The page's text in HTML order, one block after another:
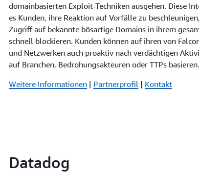
domainbasierten Exploit-Techniken ausgehen. Diese
es Kunden, ihre Reaktion auf Vorfälle zu
Zugriff auf bekannte bösartige Domains in ihrem
schnell blockieren. Kunden können auf ihren von
und Netzwerken auch proaktiv nach verdächtigen
auf Branchen, Bedrohungsakteuren oder TTPs basieren.
Weitere Informationen | Partnerprofil | Kontakt
Datadog